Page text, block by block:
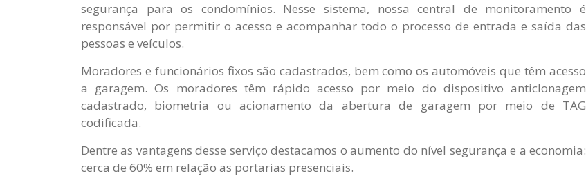
segurança para os condomínios. Nesse sistema, nossa central de monitoramento é
responsável por permitir o acesso e acompanhar todo o processo de entrada e saída das
pessoas e veículos.
Moradores e funcionários fixos são cadastrados, bem como os automóveis que têm acesso
a garagem. Os moradores têm rápido acesso por meio do dispositivo anticlonagem
cadastrado, biometria ou acionamento da abertura de garagem por meio de TAG
codificada.
Dentre as vantagens desse serviço destacamos o aumento do nível segurança e a economia:
cerca de 60% em relação as portarias presenciais.